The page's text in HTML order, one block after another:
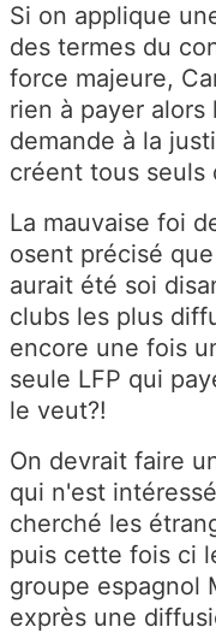
Si on applique
des termes du
force majeure,
rien à payer alors
demande à la
créent tous seuls
La mauvaise foi
osent précisé
aurait été soi
clubs les plus
encore une fois
seule LFP qui
le veut?!
On devrait faire
qui n'est
cherché les
puis cette fois ci
groupe espagnol
exprès une